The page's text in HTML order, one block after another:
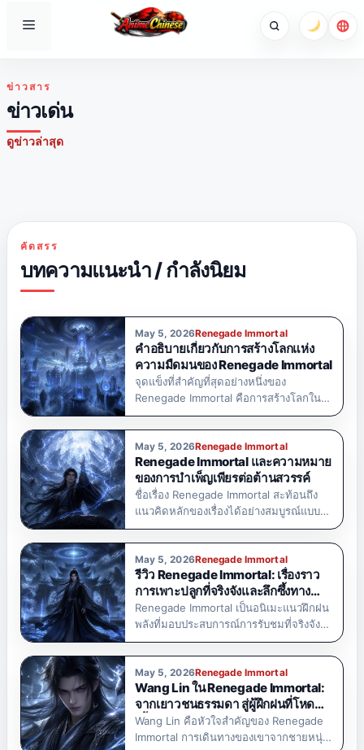
Menu
ข่าวสาร
ข่าวเด่น
ดูข่าวล่าสุด
สำรวจสามร่างโคลนทรงพลัง
ของหวังหล่ำใน 'Tiên Nghịch'
สำคัญในการเดินทางของเขา ตัวละครเหล่านี้ไม่เพียงแต่ช่วยเพิ่ม
ความเร็วในการฝึกฝนของเขาเท่านั้น แต่ยังเป็นตัวแทนของแง่มุม
ต่างๆ ของจิตวิญญาณของเขาด้วย ได้แก่ สติปัญญา ความ
แข็งแกร่ง และอารมณ์ ค้นพบว่าโคลนเหล่านี้มีส่วนช่วยในการ
พัฒนาของเขาอย่างไร และความท้าทายเฉพาะตัวที่พวกมันนำ
Xianxia และ Cultivation
เหตุผลที่ดีที่สุดในการรับชม Renegade Immortal หากคุณชื่น
อะไรทำให้มันแตกต่าง?
Renegade Immortal: เหตุใดการพัฒนาตัวละครของ Wang
คัดสรร
บทความแนะนำ / กำลังนิยม
May 5, 2026Renegade Immortal
คำอธิบายเกี่ยวกับการสร้างโลกแห่ง
ความมืดมนของ Renegade Immortal
จุดแข็งที่สำคัญที่สุดอย่างหนึ่งของ
Renegade Immortal คือการสร้างโลกใน
เรื่อง อนิเมะเรื่องนี้สร้างโลกแห่งการฝึกฝน
พลังที่มืดมนและอันตราย ซึ่งทุกการตัดสิน
ใจมีความสำคัญ และทุกคนต้องต่อสู้เพื่อ
ความอยู่รอด โลกนี้ไม่ได้ถูกออกแบบมาเพื่อ
ปลอบโยนตัวละครเอก แต่ถูกออกแบบมา
เพื่อทดสอบเขา ใน Renegade Immortal…
May 5, 2026Renegade Immortal
Renegade Immortal และความหมาย
ของการบำเพ็ญเพียรต่อต้านสวรรค์
ชื่อเรื่อง Renegade Immortal สะท้อนถึง
แนวคิดหลักของเรื่องได้อย่างสมบูรณ์แบบ
นั่นคือ การที่บุคคลคนหนึ่งท้าทายโชคชะตา
สวรรค์ และกฎเกณฑ์อันโหดร้ายของโลก
แห่งการบำเพ็ญเพียร ในภาษาจีน คำว่า
เซียนหนี่ หมายถึง…
May 5, 2026Renegade Immortal
รีวิว Renegade Immortal: เรื่องราว
การเพาะปลูกที่จริงจังและลึกซึ้งทาง
อารมณ์
Renegade Immortal เป็นอนิเมะแนวฝึกฝน
พลังที่มอบประสบการณ์การรับชมที่จริงจัง
และสะเทือนอารมณ์ ไม่ใช่การผจญภัย
แฟนตาซีธรรมดาที่ตัวเอกชนะได้อย่าง
ง่ายดายและสะสมพลังโดยไม่มีผลกระทบ
ใดๆ แต่กลับบอกเล่าเรื่องราวที่มืดมนกว่า
เกี่ยวกับการเอาชีวิตรอด ความโดดเดี่ยว
และเส้นทางอันเจ็บปวดสู่ความแข็งแกร่ง ซี
รีส์นี้ติดตาม Wang Lin ชายหนุ่มคนหนึ่ง
May 5, 2026Renegade Immortal
Wang Lin ใน Renegade Immortal:
จากเยาวชนธรรมดา สู่ผู้ฝึกฝนที่โหด
เหี้ยม
Wang Lin คือหัวใจสำคัญของ Renegade
Immortal การเดินทางของเขาจากชายหนุ่ม